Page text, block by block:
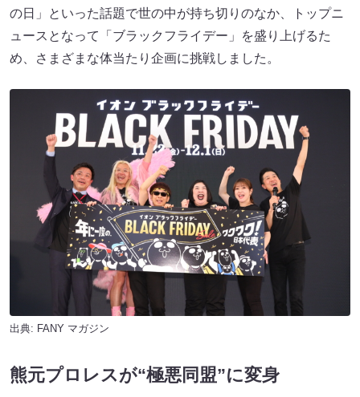
の日」といった話題で世の中が持ち切りのなか、トップニ
ュースとなって「ブラックフライデー」を盛り上げるた
め、さまざまな体当たり企画に挑戦しました。
出典: FANY マガジン
熊元プロレスが“極悪同盟”に変身